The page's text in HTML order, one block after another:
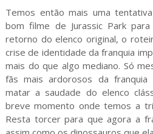
Temos então mais uma
bom filme de Jurassic Park
retorno do elenco original, o
crise de identidade da franquia
mais do que algo mediano. Só
fãs mais ardorosos da
matar a saudade do elenco
breve momento onde temos a
Resta torcer para que agora a